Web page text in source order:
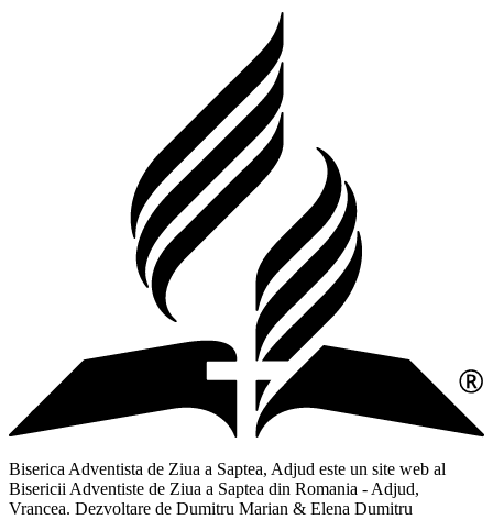
Biserica Adventista de Ziua a Saptea, Adjud este un site web al
Bisericii Adventiste de Ziua a Saptea din Romania - Adjud,
Vrancea. Dezvoltare de Dumitru Marian & Elena Dumitru